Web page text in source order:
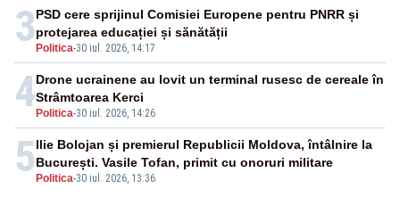
3 Politica-30 iul. 2026, 14:17
PSD cere sprijinul Comisiei Europene pentru PNRR și
protejarea educației și sănătății
4 Politica-30 iul. 2026, 14:26
Drone ucrainene au lovit un terminal rusesc de cereale în
Strâmtoarea Kerci
5 Politica-30 iul. 2026, 13:36
Ilie Bolojan și premierul Republicii Moldova, întâlnire la
București. Vasile Tofan, primit cu onoruri militare